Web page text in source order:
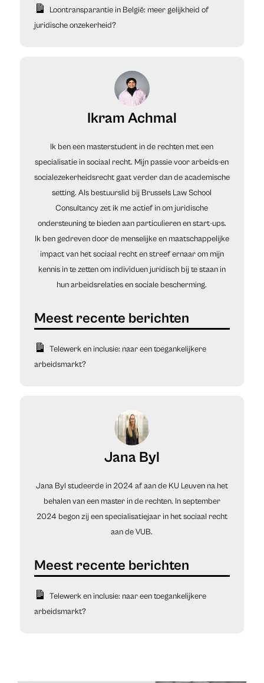
Loontransparantie in België: meer gelijkheid of
juridische onzekerheid?
Ikram Achmal
Ik ben een masterstudent in de rechten met een
specialisatie in sociaal recht. Mijn passie voor arbeids-en
socialezekerheidsrecht gaat verder dan de academische
setting. Als bestuurslid bij Brussels Law School
Consultancy zet ik me actief in om juridische
ondersteuning te bieden aan particulieren en start-ups.
Ik ben gedreven door de menselijke en maatschappelijke
impact van het sociaal recht en streef ernaar om mijn
kennis in te zetten om individuen juridisch bij te staan in
hun arbeidsrelaties en sociale bescherming.
Telewerk en inclusie: naar een toegankelijkere
arbeidsmarkt?
Jana Byl
Jana Byl studeerde in 2024 af aan de KU Leuven na het
behalen van een master in de rechten. In september
2024 begon zij een specialisatiejaar in het sociaal recht
aan de VUB.
Telewerk en inclusie: naar een toegankelijkere
arbeidsmarkt?